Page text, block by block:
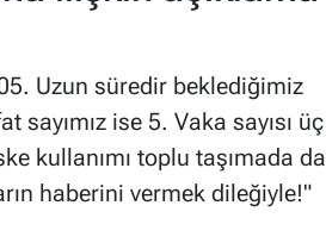
Uzun süredir beklediğimiz
sayımız ise 5. Vaka sayısı üç
kullanımı toplu taşımada da
haberini vermek dileğiyle!"